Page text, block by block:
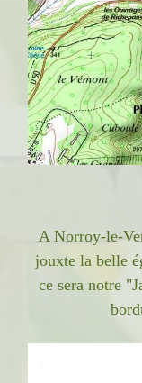
A Norroy-le-
jouxte la belle
ce sera notre